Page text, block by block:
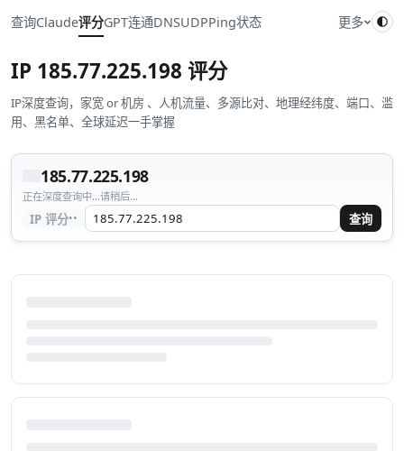
查询Claude评分GPT连通DNSUDPPing状态 更多
IP 185.77.225.198 评分
IP深度查询，家宽 or 机房 、人机流量、多源比对、地理经纬度、端口、滥
用、黑名单、全球延迟一手掌握
185.77.225.198
正在深度查询中...请稍后...
IP 评分·· 查询